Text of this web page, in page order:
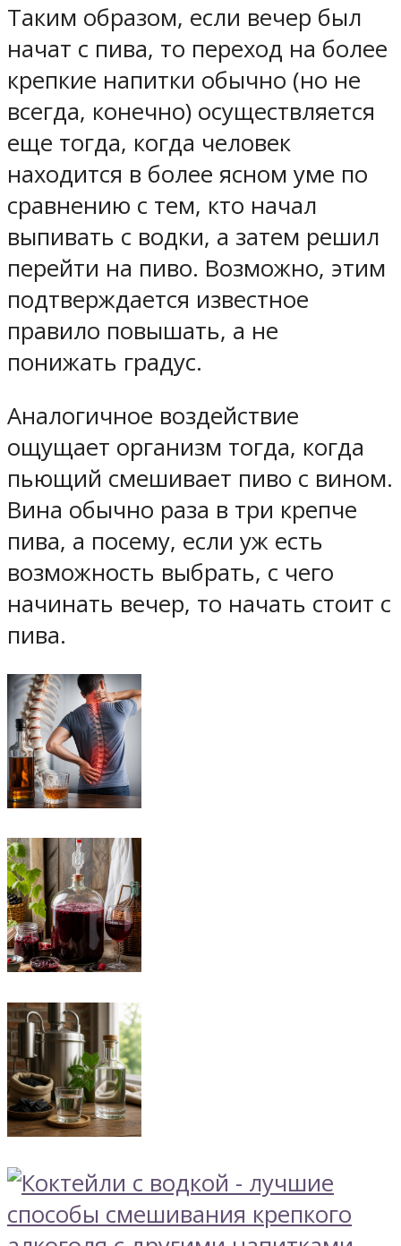
Таким образом, если вечер был
начат с пива, то переход на более
крепкие напитки обычно (но не
всегда, конечно) осуществляется
еще тогда, когда человек
находится в более ясном уме по
сравнению с тем, кто начал
выпивать с водки, а затем решил
перейти на пиво. Возможно, этим
подтверждается известное
правило повышать, а не
понижать градус.
Аналогичное воздействие
ощущает организм тогда, когда
пьющий смешивает пиво с вином.
Вина обычно раза в три крепче
пива, а посему, если уж есть
возможность выбрать, с чего
начинать вечер, то начать стоит с
пива.